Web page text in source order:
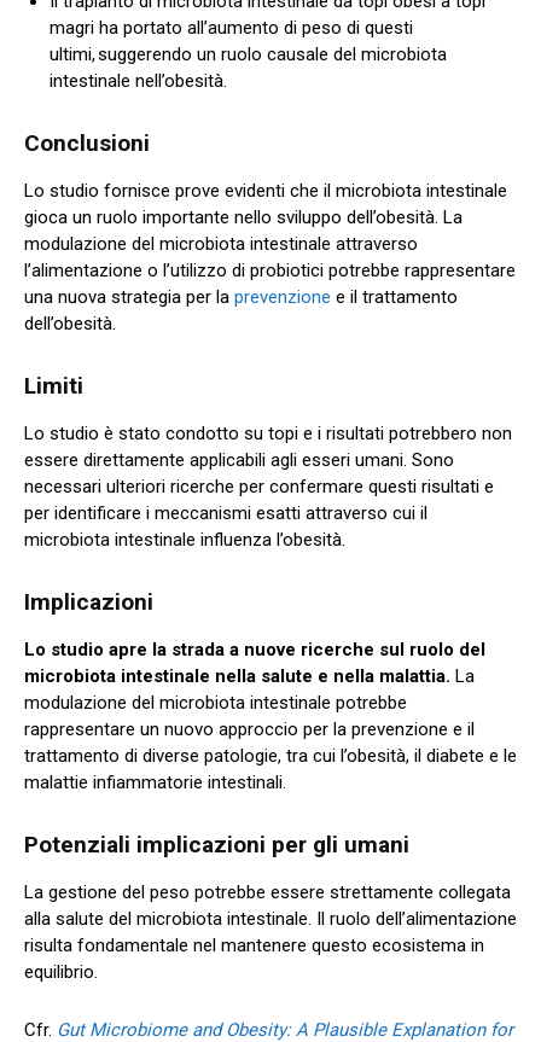
magri ha portato all’aumento di peso di questi
ultimi, suggerendo un ruolo causale del microbiota
intestinale nell’obesità.
Conclusioni
Lo studio fornisce prove evidenti che il microbiota intestinale
gioca un ruolo importante nello sviluppo dell’obesità. La
modulazione del microbiota intestinale attraverso
l’alimentazione o l’utilizzo di probiotici potrebbe rappresentare
una nuova strategia per la prevenzione e il trattamento
dell’obesità.
Limiti
Lo studio è stato condotto su topi e i risultati potrebbero non
essere direttamente applicabili agli esseri umani. Sono
necessari ulteriori ricerche per confermare questi risultati e
per identificare i meccanismi esatti attraverso cui il
microbiota intestinale influenza l’obesità.
Implicazioni
Lo studio apre la strada a nuove ricerche sul ruolo del
microbiota intestinale nella salute e nella malattia. La
modulazione del microbiota intestinale potrebbe
rappresentare un nuovo approccio per la prevenzione e il
trattamento di diverse patologie, tra cui l’obesità, il diabete e le
malattie infiammatorie intestinali.
Potenziali implicazioni per gli umani
La gestione del peso potrebbe essere strettamente collegata
alla salute del microbiota intestinale. Il ruolo dell’alimentazione
risulta fondamentale nel mantenere questo ecosistema in
equilibrio.
Cfr. Gut Microbiome and Obesity: A Plausible Explanation for